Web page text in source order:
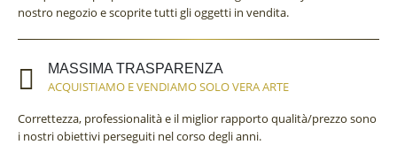
nostro negozio e scoprite tutti gli oggetti in vendita.
MASSIMA TRASPARENZA
ACQUISTIAMO E VENDIAMO SOLO VERA ARTE
Correttezza, professionalità e il miglior rapporto qualità/prezzo sono
i nostri obiettivi perseguiti nel corso degli anni.